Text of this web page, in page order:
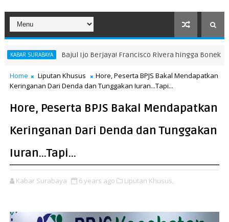
Bajul Ijo Berjaya! Francisco Rivera hingga Bonek Raih
Home Liputan Khusus
Hore, Peserta BPJS Bakal Mendapatkan
Keringanan Dari Denda dan Tunggakan Iuran...Tapi...
Hore, Peserta BPJS Bakal Mendapatkan
Keringanan Dari Denda dan Tunggakan
Iuran...Tapi...
Kabar Surabaya 6 years ago Liputan Khusus,